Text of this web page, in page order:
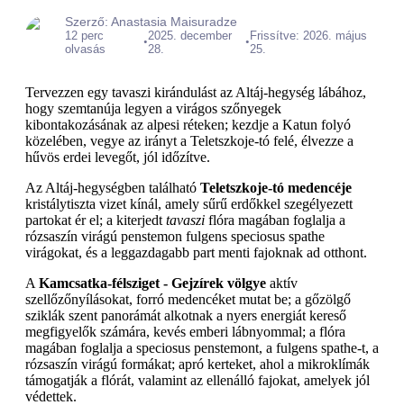
Szerző: Anastasia Maisuradze
12 perc
olvasás
•2025. december
28.
• Frissítve: 2026. május
25.
Tervezzen egy tavaszi kirándulást az Altáj-hegység lábához,
hogy szemtanúja legyen a virágos szőnyegek
kibontakozásának az alpesi réteken; kezdje a Katun folyó
közelében, vegye az irányt a Teletszkoje-tó felé, élvezze a
hűvös erdei levegőt, jól időzítve.
Az Altáj-hegységben található Teletszkoje-tó medencéje
kristálytiszta vizet kínál, amely sűrű erdőkkel szegélyezett
partokat ér el; a kiterjedt tavaszi flóra magában foglalja a
rózsaszín virágú penstemon fulgens speciosus spathe
virágokat, és a leggazdagabb part menti fajoknak ad otthont.
A Kamcsatka-félsziget - Gejzírek völgye aktív
szellőzőnyílásokat, forró medencéket mutat be; a gőzölgő
sziklák szent panorámát alkotnak a nyers energiát kereső
megfigyelők számára, kevés emberi lábnyommal; a flóra
magában foglalja a speciosus penstemont, a fulgens spathe-t, a
rózsaszín virágú formákat; apró kerteket, ahol a mikroklímák
támogatják a flórát, valamint az ellenálló fajokat, amelyek jól
védettek.